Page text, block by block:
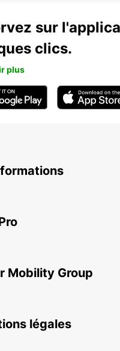
sur
clics.
plus
Mobility Group
légales